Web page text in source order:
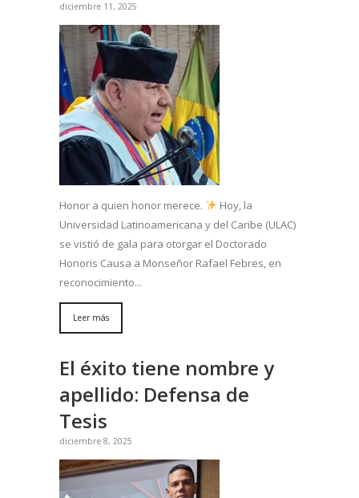
diciembre 11, 2025
Honor a quien honor merece.
Hoy, la
Universidad Latinoamericana y del Caribe (ULAC)
se vistió de gala para otorgar el Doctorado
Honoris Causa a Monseñor Rafael Febres, en
reconocimiento...
Leer más
El éxito tiene nombre y
apellido: Defensa de
Tesis
diciembre 8, 2025